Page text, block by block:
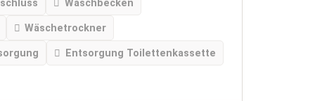
Waschbecken
Wäschetrockner
Entsorgung Toilettenkassette